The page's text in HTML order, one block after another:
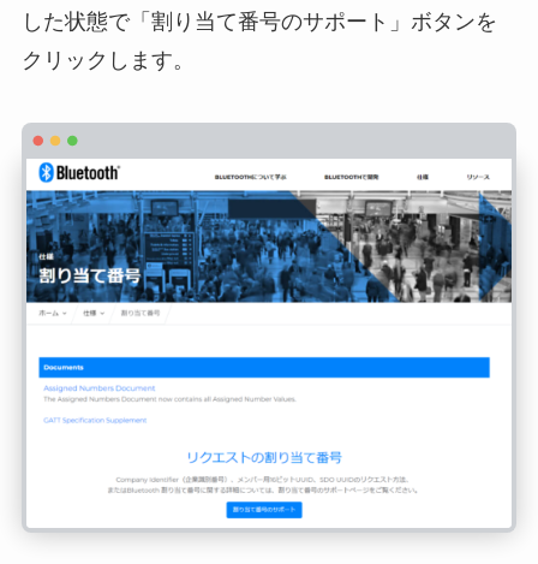
した状態で「割り当て番号のサポート」ボタンを
クリックします。